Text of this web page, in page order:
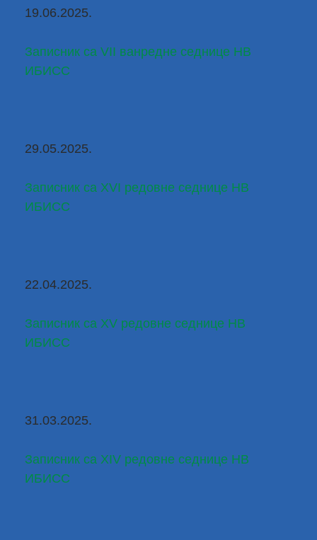
19.06.2025.
Записник са VII ванредне седнице НВ
ИБИСС
29.05.2025.
Записник са XVI редовне седнице НВ
ИБИСС
22.04.2025.
Записник са XV редовне седнице НВ
ИБИСС
31.03.2025.
Записник са XIV редовне седнице НВ
ИБИСС